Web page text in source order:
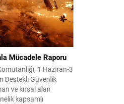
Mücadele Raporu
1 Haziran-3
Destekli Güvenlik
ve kırsal alan
kapsamlı